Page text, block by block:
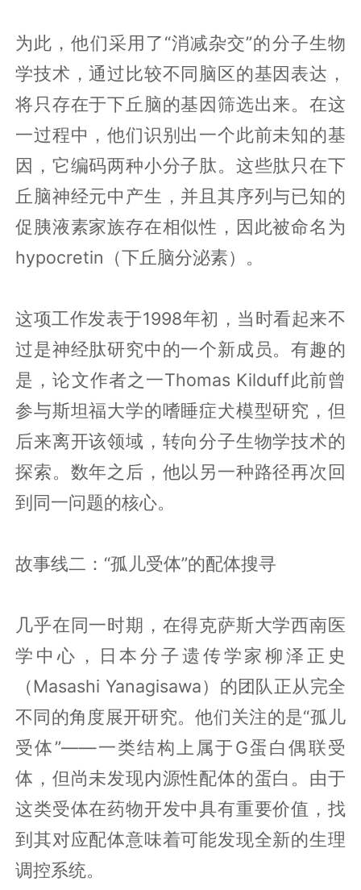
为此，他们采用了“消减杂交”的分子生物
学技术，通过比较不同脑区的基因表达，
将只存在于下丘脑的基因筛选出来。在这
一过程中，他们识别出一个此前未知的基
因，它编码两种小分子肽。这些肽只在下
丘脑神经元中产生，并且其序列与已知的
促胰液素家族存在相似性，因此被命名为
hypocretin（下丘脑分泌素）。
这项工作发表于1998年初，当时看起来不
过是神经肽研究中的一个新成员。有趣的
是，论文作者之一Thomas Kilduff此前曾
参与斯坦福大学的嗜睡症犬模型研究，但
后来离开该领域，转向分子生物学技术的
探索。数年之后，他以另一种路径再次回
到同一问题的核心。
故事线二：“孤儿受体”的配体搜寻
几乎在同一时期，在得克萨斯大学西南医
学中心，日本分子遗传学家柳泽正史
（Masashi Yanagisawa）的团队正从完全
不同的角度展开研究。他们关注的是“孤儿
受体”——一类结构上属于G蛋白偶联受
体，但尚未发现内源性配体的蛋白。由于
这类受体在药物开发中具有重要价值，找
到其对应配体意味着可能发现全新的生理
调控系统。